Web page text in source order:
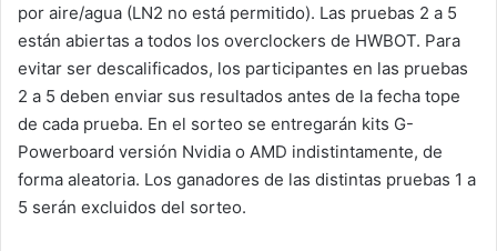
por aire/agua (LN2 no está permitido). Las pruebas 2 a 5
están abiertas a todos los overclockers de HWBOT. Para
evitar ser descalificados, los participantes en las pruebas
2 a 5 deben enviar sus resultados antes de la fecha tope
de cada prueba. En el sorteo se entregarán kits G-
Powerboard versión Nvidia o AMD indistintamente, de
forma aleatoria. Los ganadores de las distintas pruebas 1 a
5 serán excluidos del sorteo.